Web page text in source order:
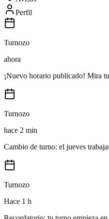
Perfil
Turnozo
ahora
¡Nuevo horario publicado! Mira
Turnozo
hace 2 min
Cambio de turno: el jueves
Turnozo
Hace 1 h